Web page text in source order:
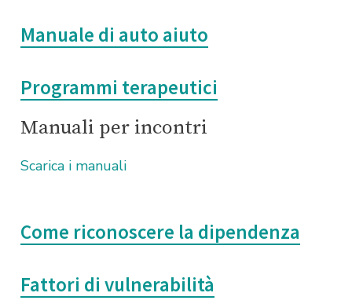
Manuale di auto aiuto
Programmi terapeutici
Manuali per incontri
Scarica i manuali
Come riconoscere la dipendenza
Fattori di vulnerabilità